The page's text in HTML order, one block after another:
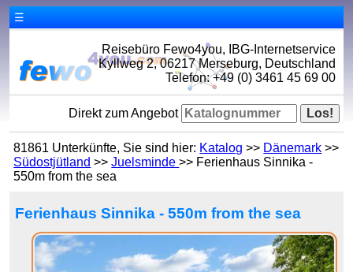
☰
Reisebüro Fewo4you, IBG-Internetservice
Kyllweg 2, 06217 Merseburg, Deutschland
Telefon: +49 (0) 3461 45 69 00
Direkt zum Angebot
81861 Unterkünfte, Sie sind hier: Katalog >> Dänemark >>
Südostjütland >>Juelsminde>> Ferienhaus Sinnika -
550m from the sea
Ferienhaus Sinnika - 550m from the sea